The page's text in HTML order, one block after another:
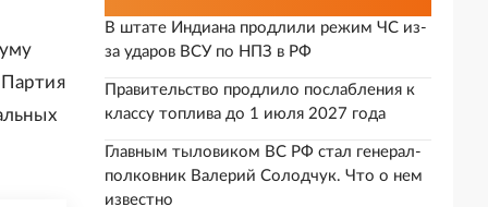
В штате Индиана продлили режим ЧС из-
за ударов ВСУ по НПЗ в РФ
Правительство продлило послабления к
классу топлива до 1 июля 2027 года
Главным тыловиком ВС РФ стал генерал-
полковник Валерий Солодчук. Что о нем
известно